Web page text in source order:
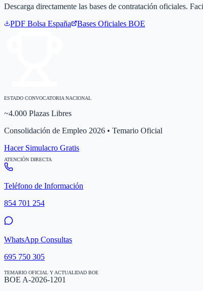
Descarga directamente las bases de contratación oficiales.
PDF Bolsa España Bases Oficiales BOE
ESTADO CONVOCATORIA NACIONAL
~4.000 Plazas Libres
Consolidación de Empleo 2026 • Temario Oficial
Hacer Simulacro Gratis
ATENCIÓN DIRECTA
Teléfono de Información
854 701 254
WhatsApp Consultas
695 750 305
TEMARIO OFICIAL Y ACTUALIDAD BOE
BOE A-2026-1201